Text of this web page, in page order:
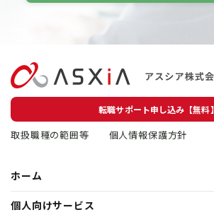
転職サポート申し込み【無料】
取扱職種の範囲等 個人情報保護方針
ホーム
個人向けサービス